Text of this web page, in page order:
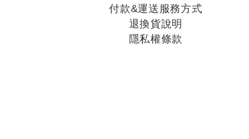
付款&運送服務方式
退換貨說明
隱私權條款